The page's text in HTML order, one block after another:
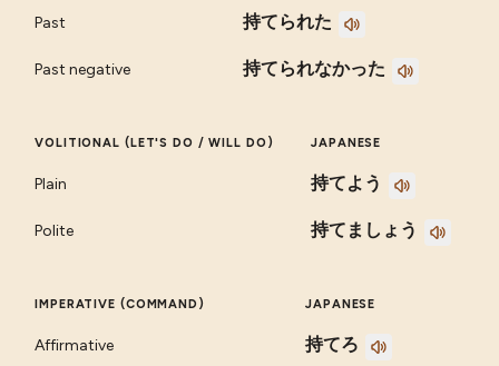
Past 持てられた
Past negative 持てられなかった
VOLITIONAL (LET'S DO / WILL DO) JAPANESE
Plain 持てよう
Polite 持てましょう
IMPERATIVE (COMMAND) JAPANESE
Affirmative 持てろ